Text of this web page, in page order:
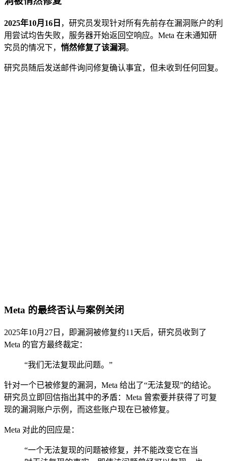
2025年10月16日 ，研究员发现针对所有先前存在漏洞账户的利
用尝试均告失败，服务器开始返回空响应。Meta 在未通知研
究员的情况下， 悄然修复了该漏洞。
研究员随后发送邮件询问修复确认事宜，但未收到任何回复。
Meta 的最终否认与案例关闭
2025年10月27日，即漏洞被修复约11天后，研究员收到了
Meta 的官方最终裁定：
“我们无法复现此问题。”
针对一个已被修复的漏洞，Meta 给出了“无法复现”的结论。
研究员立即回信指出其中的矛盾：Meta 曾索要并获得了可复
现的漏洞账户示例，而这些账户现在已被修复。
Meta 对此的回应是：
“一个无法复现的问题被修复，并不能改变它在当